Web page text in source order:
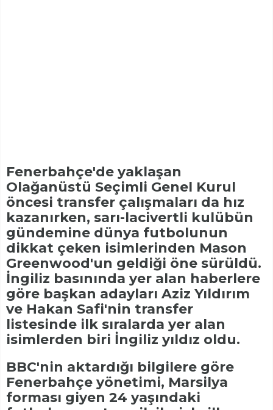
Fenerbahçe'de yaklaşan
Olağanüstü Seçimli Genel Kurul
öncesi transfer çalışmaları da hız
kazanırken, sarı-lacivertli kulübün
gündemine dünya futbolunun
dikkat çeken isimlerinden Mason
Greenwood'un geldiği öne sürüldü.
İngiliz basınında yer alan haberlere
göre başkan adayları Aziz Yıldırım
ve Hakan Safi'nin transfer
listesinde ilk sıralarda yer alan
isimlerden biri İngiliz yıldız oldu.
BBC'nin aktardığı bilgilere göre
Fenerbahçe yönetimi, Marsilya
forması giyen 24 yaşındaki